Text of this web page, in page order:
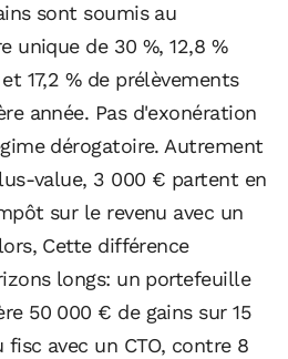
sont soumis au
unique de 30 %, 12,8 %
17,2 % de prélèvements
année. Pas d'exonération
dérogatoire. Autrement
value, 3 000 € partent en
sur le revenu avec un
Cette différence
longs: un portefeuille
50 000 € de gains sur 15
fisc avec un CTO, contre 8